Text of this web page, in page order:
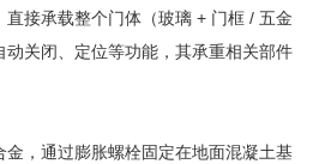
接承载整个门体（玻璃 + 门框 / 五金
关闭、定位等功能，其承重相关部件
，通过膨胀螺栓固定在地面混凝土基